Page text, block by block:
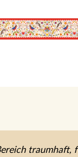
traumhaft,